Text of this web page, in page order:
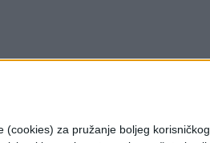
(cookies) za pružanje boljeg
tjeralicu za Ivicom
objavio da će se vratiti u